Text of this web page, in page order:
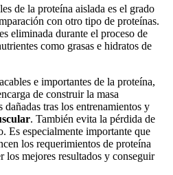
de la proteína aislada es el grado
con otro tipo de proteínas.
eliminada durante el proceso de
como grasas e hidratos de
e importantes de la proteína,
de construir la masa
tras los entrenamientos y
. También evita la pérdida de
Es especialmente importante que
los requerimientos de proteína
los mejores resultados y conseguir